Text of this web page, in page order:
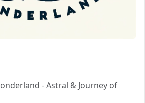
- Astral & Journey of